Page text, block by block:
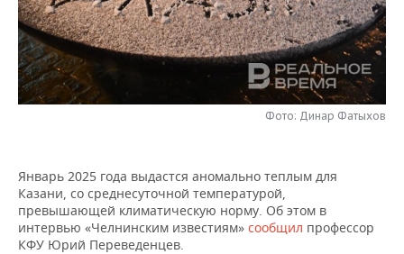
НЕФТЕХИМИЯ
НЕФТЬ
ОПК
РОЗНИЧНАЯ ТОРГОВЛЯ
ТРАНСПОРТ
НОВОСТИ ТЕХНОЛОГИЙ
IT
МЕРОПРИЯТИЯ
НОВОСТИ МЕРОПРИЯТИЙ
ONLINE-КОНФЕРЕНЦИИ
ОТКРЫТАЯ ЛЕКЦИЯ
СПОРТ
ХОККЕЙ
БАСКЕТБОЛ
ВЛАСТЬ
ИНФРАСТРУКТУРА
СЮЖЕТЫ
СПРАВОЧНИК
Фото: Динар Фатыхов
Январь 2025 года выдастся аномально теплым для
Казани, со среднесуточной температурой,
превышающей климатическую норму. Об этом в
интервью «Челнинским известиям» сообщил профессор
КФУ Юрий Переведенцев.